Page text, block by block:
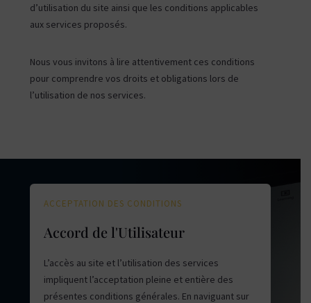
d’utilisation du site ainsi que les conditions applicables
aux services proposés.
Nous vous invitons à lire attentivement ces conditions
pour comprendre vos droits et obligations lors de
l’utilisation de nos services.
ACCEPTATION DES CONDITIONS
Accord de l'Utilisateur
L’accès au site et l’utilisation des services
impliquent l’acceptation pleine et entière des
présentes conditions générales. En naviguant sur